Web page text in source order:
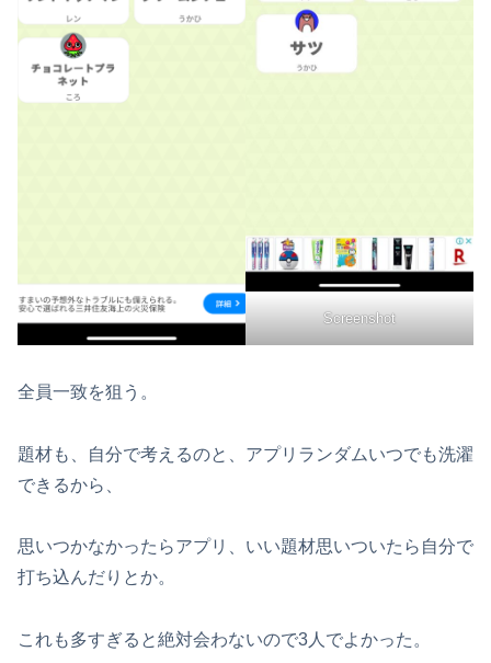
Screenshot
全員一致を狙う。
題材も、自分で考えるのと、アプリランダムいつでも洗濯
できるから、
思いつかなかったらアプリ、いい題材思いついたら自分で
打ち込んだりとか。
これも多すぎると絶対会わないので3人でよかった。